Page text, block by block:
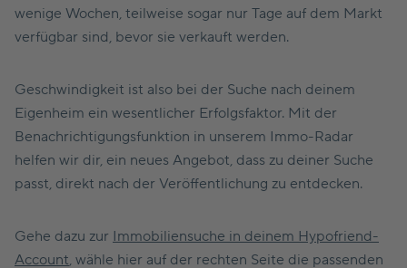
wenige Wochen, teilweise sogar nur Tage auf dem Markt
verfügbar sind, bevor sie verkauft werden.
Geschwindigkeit ist also bei der Suche nach deinem
Eigenheim ein wesentlicher Erfolgsfaktor. Mit der
Benachrichtigungsfunktion in unserem Immo-Radar
helfen wir dir, ein neues Angebot, dass zu deiner Suche
passt, direkt nach der Veröffentlichung zu entdecken.
Gehe dazu zur Immobiliensuche in deinem Hypofriend-
Account, wähle hier auf der rechten Seite die passenden